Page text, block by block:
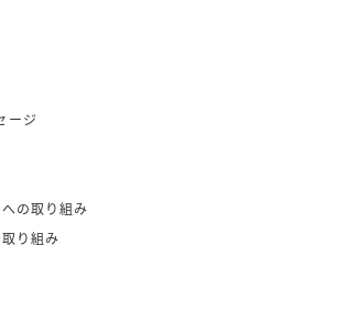
ージ
への取り組み
り組み